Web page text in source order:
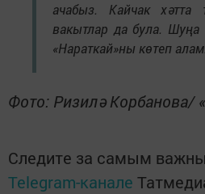
ачабыз. Кайчак хәтта
вакытлар да була.
«Нараткай»ны көтеп алам.
Фото: Ризилә Корбанова/
Следите за самым
Telegram-канале